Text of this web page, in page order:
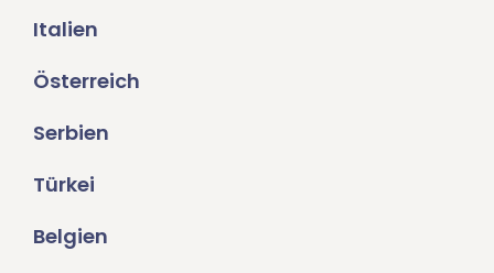
Italien
Österreich
Serbien
Türkei
Belgien